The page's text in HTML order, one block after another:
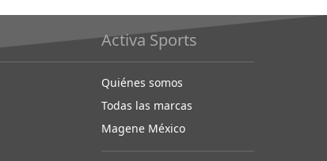
Activa Sports
Quiénes somos
Todas las marcas
Magene México